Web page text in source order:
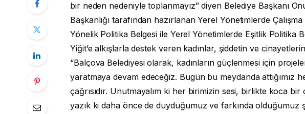
bir neden nedeniyle toplanmayız” diyen Belediye Başkanı
Başkanlığı tarafından hazırlanan Yerel Yönetimlerde
Yönelik Politika Belgesi ile Yerel Yönetimlerde Eşitlik Politika
Yiğit’e alkışlarla destek veren kadınlar, şiddetin ve
“Balçova Belediyesi olarak, kadınların güçlenmesi için
yaratmaya devam edeceğiz. Bugün bu meydanda attığımız
çağrısıdır. Unutmayalım ki her birimizin sesi, birlikte koca
yazık ki daha önce de duyduğumuz ve farkında olduğumuz